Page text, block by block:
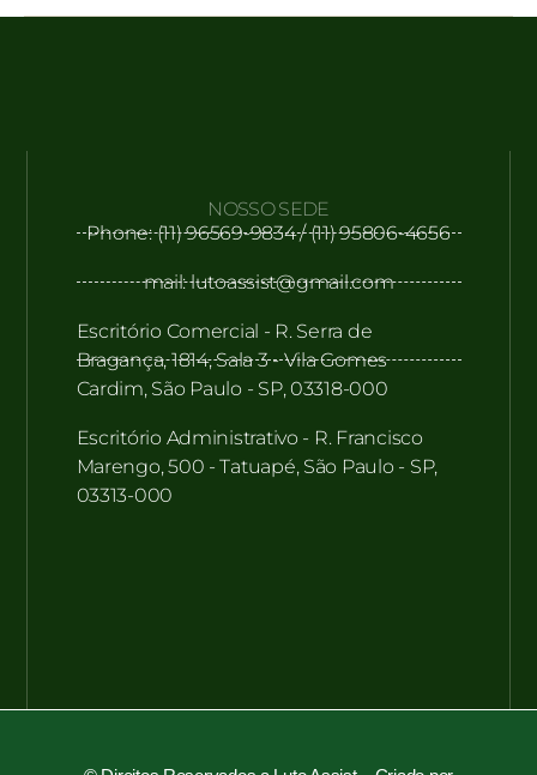
NOSSO SEDE
Phone: (11) 96569-9834 / (11) 95806-4656
mail: lutoassist@gmail.com
Escritório Comercial - R. Serra de
Bragança, 1814, Sala 3 - Vila Gomes
Cardim, São Paulo - SP, 03318-000
Escritório Administrativo - R. Francisco
Marengo, 500 - Tatuapé, São Paulo - SP,
03313-000